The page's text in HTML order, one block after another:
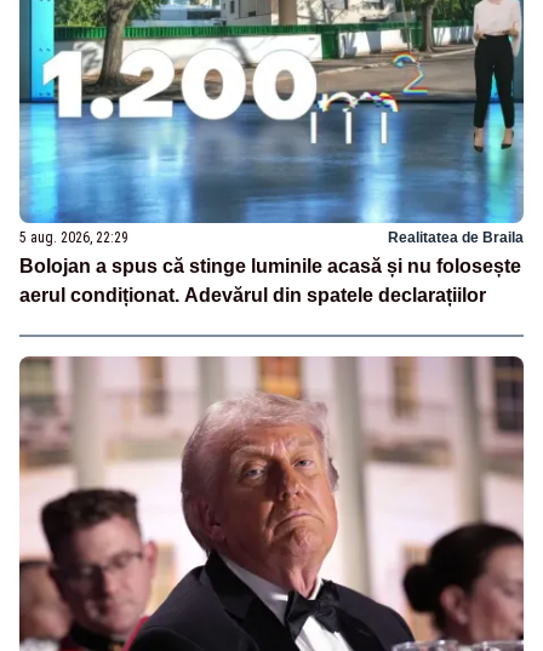
5 aug. 2026, 22:29 Realitatea de Braila
Bolojan a spus că stinge luminile acasă și nu folosește
aerul condiționat. Adevărul din spatele declarațiilor